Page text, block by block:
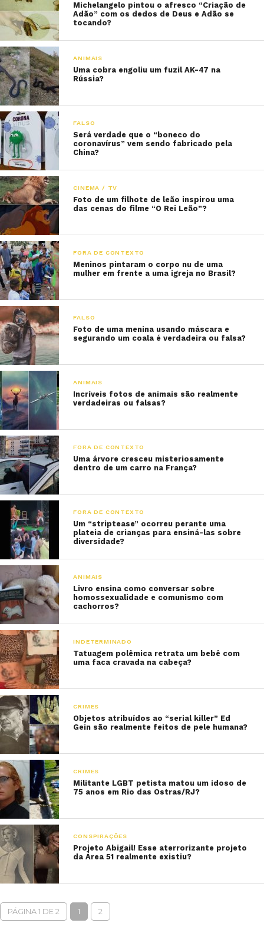
Michelangelo pintou o afresco “Criação de
Adão” com os dedos de Deus e Adão se
tocando?
ANIMAIS
Uma cobra engoliu um fuzil AK-47 na
Rússia?
FALSO
Será verdade que o “boneco do
coronavírus” vem sendo fabricado pela
China?
CINEMA / TV
Foto de um filhote de leão inspirou uma
das cenas do filme “O Rei Leão”?
FORA DE CONTEXTO
Meninos pintaram o corpo nu de uma
mulher em frente a uma igreja no Brasil?
FALSO
Foto de uma menina usando máscara e
segurando um coala é verdadeira ou falsa?
ANIMAIS
Incríveis fotos de animais são realmente
verdadeiras ou falsas?
FORA DE CONTEXTO
Uma árvore cresceu misteriosamente
dentro de um carro na França?
FORA DE CONTEXTO
Um “striptease” ocorreu perante uma
plateia de crianças para ensiná-las sobre
diversidade?
ANIMAIS
Livro ensina como conversar sobre
homossexualidade e comunismo com
cachorros?
INDETERMINADO
Tatuagem polêmica retrata um bebê com
uma faca cravada na cabeça?
CRIMES
Objetos atribuídos ao “serial killer” Ed
Gein são realmente feitos de pele humana?
CRIMES
Militante LGBT petista matou um idoso de
75 anos em Rio das Ostras/RJ?
CONSPIRAÇÕES
Projeto Abigail! Esse aterrorizante projeto
da Área 51 realmente existiu?
PÁGINA 1 DE 2 1 2